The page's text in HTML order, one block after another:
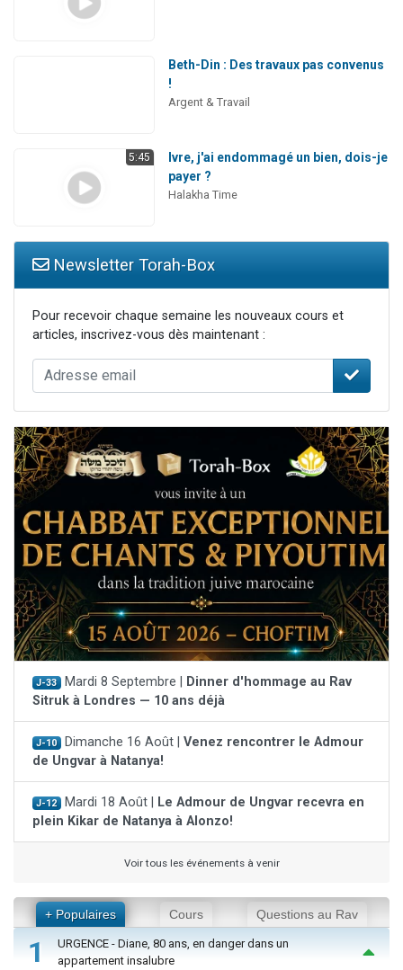
Beth-Din : Des travaux pas convenus
!
Argent & Travail
5:45
Ivre, j'ai endommagé un bien, dois-je
payer ?
Halakha Time
Newsletter Torah-Box
Pour recevoir chaque semaine les nouveaux cours et
articles, inscrivez-vous dès maintenant :
J-33 Mardi 8 Septembre |
Dinner d'hommage au Rav
Sitruk à Londres — 10 ans déjà
J-10 Dimanche 16 Août | Venez rencontrer le Admour
de Ungvar à Natanya!
J-12 Mardi 18 Août |
Le Admour de Ungvar recevra en
plein Kikar de Natanya à Alonzo!
Voir tous les événements à venir
+ Populaires Cours Questions au Rav
1
URGENCE - Diane, 80 ans, en danger dans un
appartement insalubre